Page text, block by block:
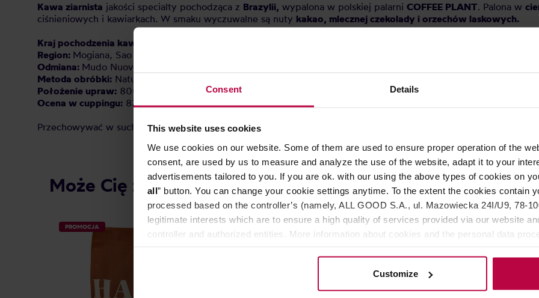
Consent Details
This website uses cookies
We use cookies on our website. Some of them are used to ensure proper operation of the
consent, are used by us to measure and analyze the use of the website, adapt it to your
advertisements tailored to you. If you are ok. with our using the above types of cookies on
all” button. You can change your cookie settings anytime. To the extent the cookies contain
processed based on the controller’s (namely, ALL GOOD S.A., ul. Mazowiecka 24I/U9, 78-
legitimate interests which are to ensure a high quality of services provided via our website
controller and authorized entities. More information about cookies and the personal data
Customize
Kawa ziarnista jakości specialty pochodząca z Brazylii, wypalona w polskiej palarni COFFEE PLANT. Palona w
ciśnieniowych i kawiarkach. W smaku wyczuwalne są nuty kakao, mlecznej czekolady i orzechów laskowych.
Kraj pochodzenia kawy:
Region: Mogiana, Sao Paulo
Odmiana: Mudo Nuovo
Metoda obróbki: Natural
Położenie upraw: 800 - 1200 m n.p.m.
Ocena w cuppingu: 82 / 100 pkt
Przechowywać w suchym i chłodnym miejscu.
Może Cię zainteresować
PROMOCJA